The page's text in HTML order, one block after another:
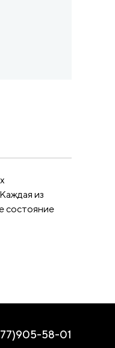
из
состояние
58-01